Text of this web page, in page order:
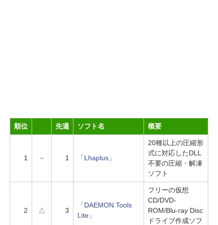
順位 先週 ソフト名 概要
1 － 1 「Lhaplus」
20種以上の圧縮形
式に対応したDLL
不要の圧縮・解凍
ソフト
2 △ 3
「DAEMON Tools
Lite」
フリーの仮想
CD/DVD-
ROM/Blu-ray Disc
ドライブ作成ソフ